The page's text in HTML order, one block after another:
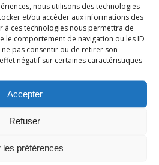
nous utilisons des technologies
et/ou accéder aux informations des
à ces technologies nous permettra de
le comportement de navigation ou les ID
pas consentir ou de retirer son
négatif sur certaines caractéristiques
Accepter
Refuser
les préférences
réduire les indésirables.En
les données de vos